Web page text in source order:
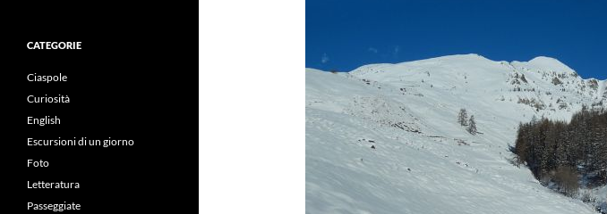
CATEGORIE
Ciaspole
Curiosità
English
Escursioni di un giorno
Foto
Letteratura
Passeggiate